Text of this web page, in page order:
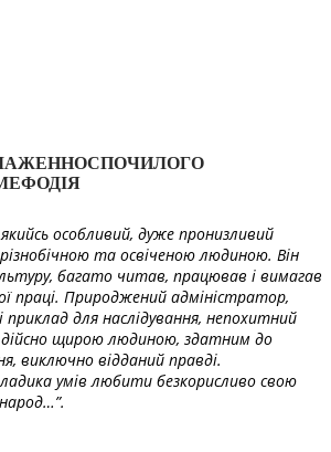
особливий, дуже пронизливий
та освіченою людиною. Він
багато читав, працював і вимагав
праці. Природжений адміністратор,
для наслідування, непохитний
щирою людиною, здатним до
виключно відданий правді.
умів любити безкорисливо свою